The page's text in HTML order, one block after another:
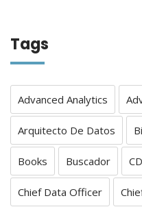
Tags
Advanced Analytics
Arquitecto De Datos
Books Buscador
Chief Data Officer